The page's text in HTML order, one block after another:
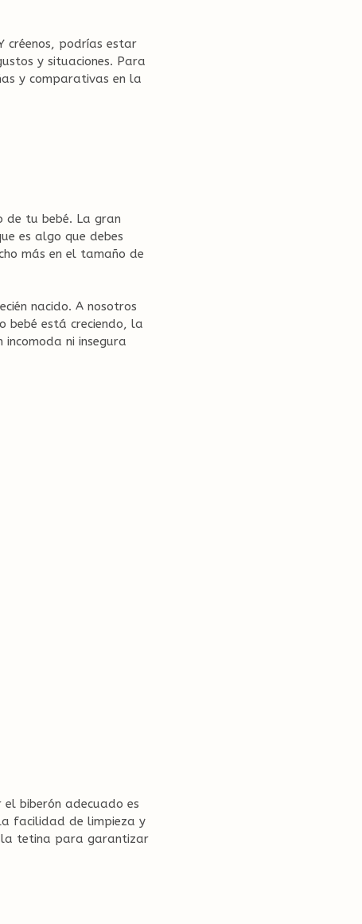
créenos, podrías estar
y situaciones. Para
y comparativas en la
de tu bebé. La gran
es algo que debes
más en el tamaño de
nacido. A nosotros
bebé está creciendo, la
ni insegura
biberón adecuado es
facilidad de limpieza y
la tetina para garantizar